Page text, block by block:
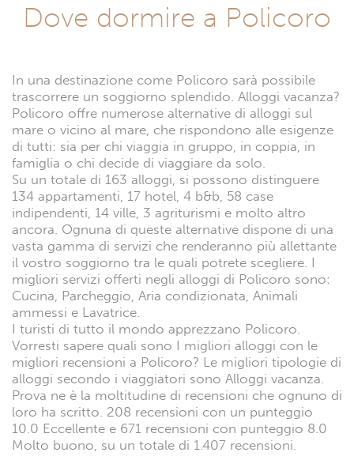
Dove dormire a Policoro
In una destinazione come Policoro sarà possibile
trascorrere un soggiorno splendido. Alloggi vacanza?
Policoro offre numerose alternative di alloggi sul
mare o vicino al mare, che rispondono alle esigenze
di tutti: sia per chi viaggia in gruppo, in coppia, in
famiglia o chi decide di viaggiare da solo.
Su un totale di 163 alloggi, si possono distinguere
134 appartamenti, 17 hotel, 4 b&b, 58 case
indipendenti, 14 ville, 3 agriturismi e molto altro
ancora. Ognuna di queste alternative dispone di una
vasta gamma di servizi che renderanno più allettante
il vostro soggiorno tra le quali potrete scegliere. I
migliori servizi offerti negli alloggi di Policoro sono:
Cucina, Parcheggio, Aria condizionata, Animali
ammessi e Lavatrice.
I turisti di tutto il mondo apprezzano Policoro.
Vorresti sapere quali sono I migliori alloggi con le
migliori recensioni a Policoro? Le migliori tipologie di
alloggi secondo i viaggiatori sono Alloggi vacanza.
Prova ne è la moltitudine di recensioni che ognuno di
loro ha scritto. 208 recensioni con un punteggio
10.0 Eccellente e 671 recensioni con punteggio 8.0
Molto buono, su un totale di 1.407 recensioni.